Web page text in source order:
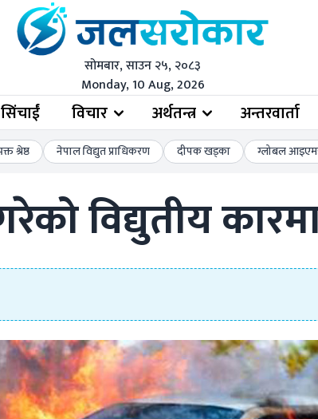
सोमबार, साउन २५, २०८३
Monday, 10 Aug, 2026
सिंचाईं विचार अर्थतन्त्र अन्तरवार्ता
श्रेष्ठ नेपाल विद्युत प्राधिकरण दीपक खड्का ग्लोबल
विद्युतीय